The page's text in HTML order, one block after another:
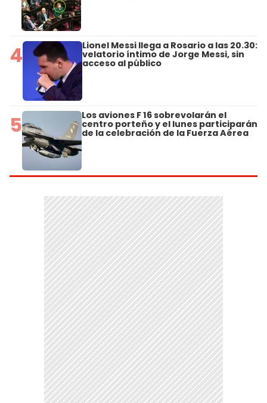
4 Lionel Messi llega a Rosario a las 20.30:
velatorio íntimo de Jorge Messi, sin
acceso al público
5 Los aviones F 16 sobrevolarán el
centro porteño y el lunes participarán
de la celebración de la Fuerza Aérea